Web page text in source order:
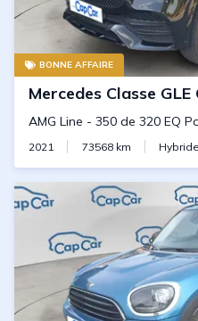
BONNE AFFAIRE
Mercedes Classe GLE
AMG Line - 350 de 320 EQ
2021 73568km